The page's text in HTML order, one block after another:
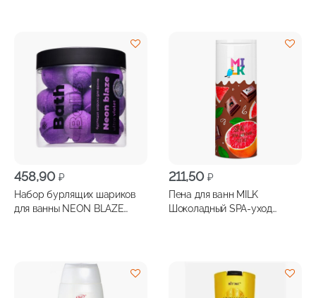
458,90 ₽
Набор бурлящих шариков
для ванны NEON BLAZE
211,50 ₽
Пена для ванн MILK
Шоколадный SPA-уход